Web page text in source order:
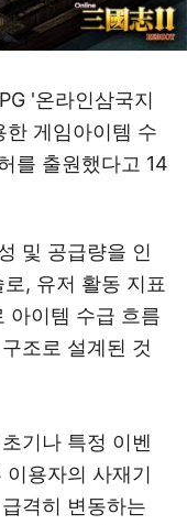
'온라인삼국지
게임아이템 수
를 출원했다고 14
및 공급량을 인
, 유저 활동 지표
아이템 수급 흐름
조로 설계된 것
기나 특정 이벤
용자의 사재기
격히 변동하는